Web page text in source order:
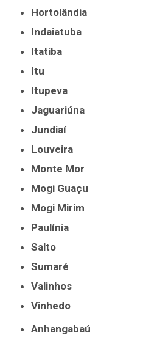
Hortolândia
Indaiatuba
Itatiba
Itu
Itupeva
Jaguariúna
Jundiaí
Louveira
Monte Mor
Mogi Guaçu
Mogi Mirim
Paulínia
Salto
Sumaré
Valinhos
Vinhedo
Anhangabaú